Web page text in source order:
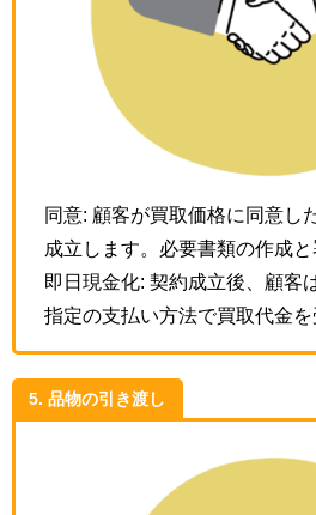
同意: 顧客が買取価格に同意し
成立します。必要書類の作成と
即日現金化: 契約成立後、顧客
指定の支払い方法で買取代金を
5. 品物の引き渡し